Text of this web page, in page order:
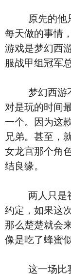
原先的他只
每天做的事情
游戏是梦幻西
服战甲组冠军
梦幻西游不
对是玩的时间
一个。因为这
兄弟。甚至，
女龙宫那个角
结良缘。
两人只是视
约定，如果这
那么楚楚就会
像是吃了蜂蜜
这一场比赛